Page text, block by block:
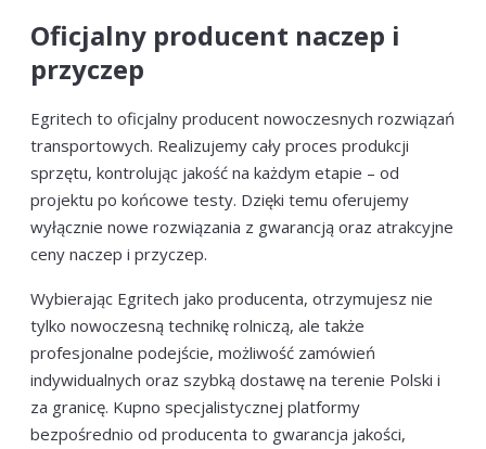
Oficjalny producent naczep i
przyczep
Egritech to oficjalny producent nowoczesnych rozwiązań
transportowych. Realizujemy cały proces produkcji
sprzętu, kontrolując jakość na każdym etapie – od
projektu po końcowe testy. Dzięki temu oferujemy
wyłącznie nowe rozwiązania z gwarancją oraz atrakcyjne
ceny naczep i przyczep.
Wybierając Egritech jako producenta, otrzymujesz nie
tylko nowoczesną technikę rolniczą, ale także
profesjonalne podejście, możliwość zamówień
indywidualnych oraz szybką dostawę na terenie Polski i
za granicę. Kupno specjalistycznej platformy
bezpośrednio od producenta to gwarancja jakości,